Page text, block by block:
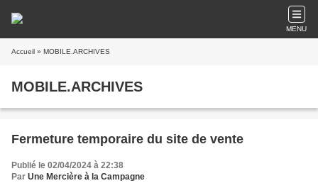
MENU
Accueil » MOBILE.ARCHIVES
MOBILE.ARCHIVES
Fermeture temporaire du site de vente
Publié le 02/04/2024 à 22:38
Par Une Mercière à la Campagne